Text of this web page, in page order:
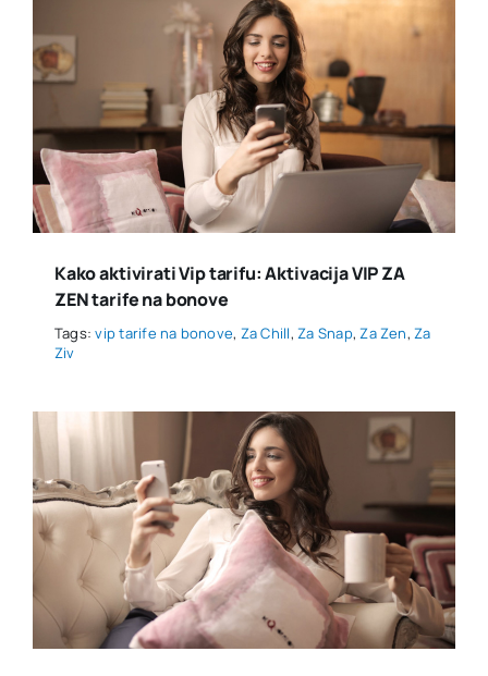
Kako aktivirati Vip tarifu: Aktivacija VIP ZA
ZEN tarife na bonove
Tags:vip tarife na bonove, Za Chill,Za Snap,Za Zen,Za
Ziv